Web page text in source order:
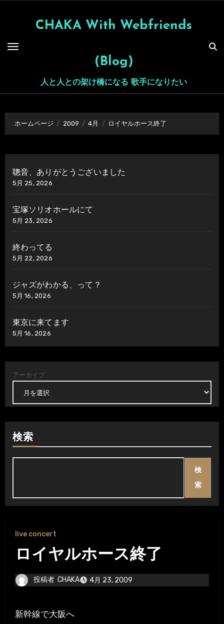
CHAKA With Webfriends
(Blog)
人と人との架け橋になる 歌手になりたい
ホームページ 2009 4月 ロイヤルホース終了
聰音、ありがとうございました
5月 25, 2026
宝塚ソリオホールにて
5月 23, 2026
終わってる
5月 22, 2026
ジャズがわかる、って？
5月 16, 2026
東京に来てます
5月 16, 2026
アーカイブ
検索
検
索
live concert
ロイヤルホース終了
投稿者 CHAKA 4月 23, 2009
新幹線で大阪へ